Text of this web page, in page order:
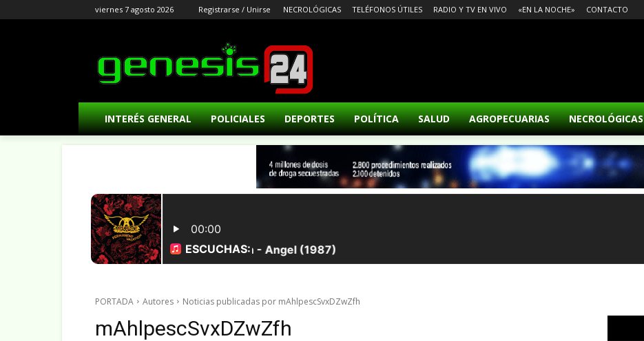
viernes 7 agosto 2026 Registrarse / Unirse NECROLÓGICAS TELÉFONOS ÚTILES RADIO Y TV EN VIVO «EN LA NOCHE» CONTACTO
INTERÉS GENERAL POLICIALES DEPORTES POLÍTICA SALUD AGROPECUARIAS NECROLÓGICAS
PORTADA Autores Noticias publicadas por mAhlpescSvxDZwZfh
mAhlpescSvxDZwZfh